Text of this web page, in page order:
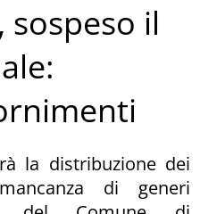
il
la distribuzione dei
di generi